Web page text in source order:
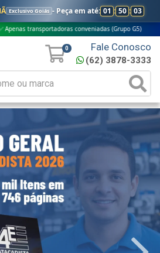
Exclusivo Goiás - Peça em até: 01 : 50 : 02
conveniadas (Grupo G5) 🎁
0 Fale Conosco
(62) 3878-3333